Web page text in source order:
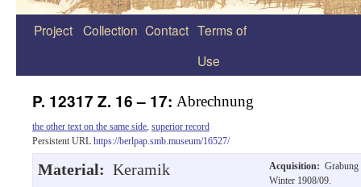
Zum
Project Collection Contact Terms of
Use
P. 12317 Z. 16 – 17: Abrechnung
the other text on the same side superior record
Persistent URL https://berlpap.smb.museum/16527/
Material: Keramik Acquisition: Grabung
Winter 1908/09.